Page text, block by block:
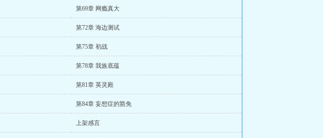
第69章 网瘾真大
第72章 海边测试
第75章 初战
第78章 我族底蕴
第81章 英灵殿
第84章 妄想症的豁免
上架感言